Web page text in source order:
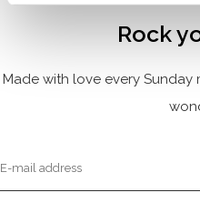
Rock
Made with love every